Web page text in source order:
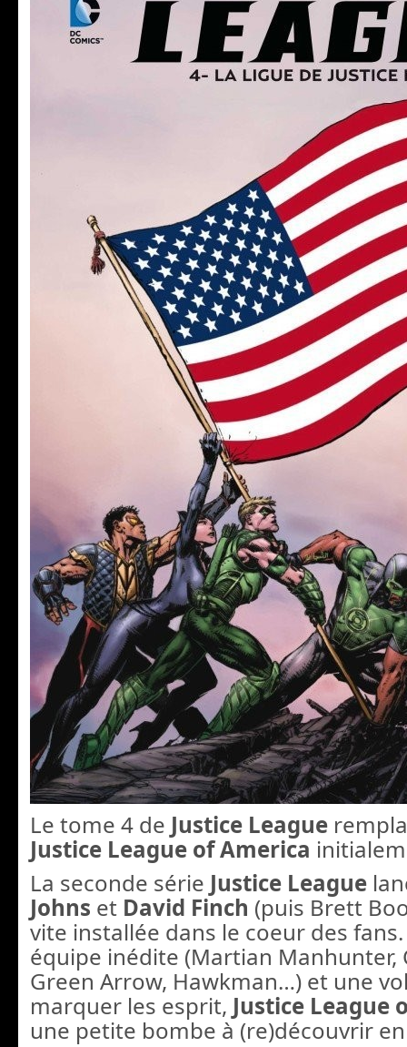
Le tome 4 de Justice League
Justice League of America
La seconde série Justice League
Johns et David Finch (puis Brett
vite installée dans le coeur des
équipe inédite (Martian Manhunter,
Green Arrow, Hawkman…) et une
marquer les esprit, Justice League
une petite bombe à (re)découvrir